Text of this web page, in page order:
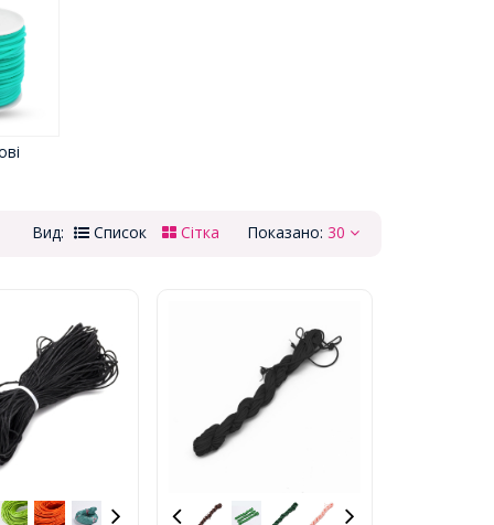
Показано: 30
Вид: Список Сітка